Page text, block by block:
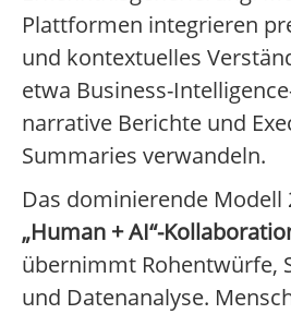
Plattformen integrieren
und kontextuelles
etwa Business-
narrative Berichte und
Summaries verwandeln.
Das dominierende Modell
„Human + AI“-
übernimmt Rohentwürfe,
und Datenanalyse.